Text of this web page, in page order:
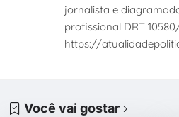
jornalista e
profissional DRT
https://
Você vai gostar